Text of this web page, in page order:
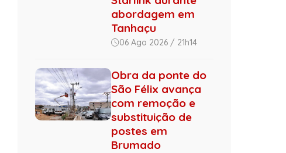
abordagem em
Tanhaçu
06 Ago 2026 / 21h14
Obra da ponte do
São Félix avança
com remoção e
substituição de
postes em
Brumado